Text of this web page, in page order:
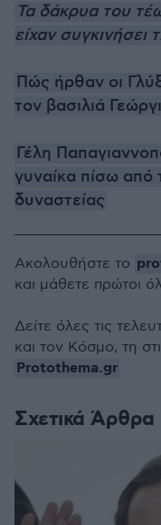
Τα δάκρυα του
είχαν συγκινήσει
Πώς ήρθαν οι
τον βασιλιά
Γέλη
γυναίκα πίσω από
δυναστείας
Σχετικά Άρθρα
Ακολουθήστε το
και μάθετε πρώτοι
Δείτε όλες τις
και τον Κόσμο, τη
Protothema.gr